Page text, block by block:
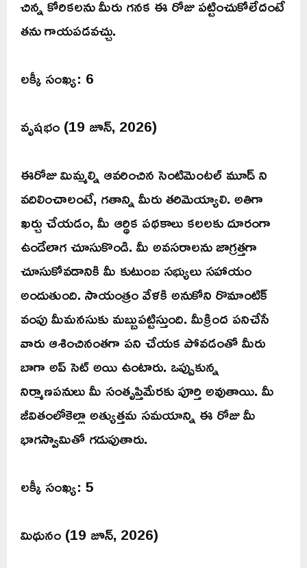
చిన్న కోరికలను మీరు గనక ఈ రోజు పట్టించుకోలేదంటే
తను గాయపడవచ్చు.
లక్కీ సంఖ్య: 6
వృషభం (19 జూన్, 2026)
ఈరోజు మిమ్మల్ని ఆవరించిన సెంటిమెంటల్ మూడ్ ని
వదిలించాలంటే, గతాన్ని మీరు తరిమెయ్యాలి. అతిగా
ఖర్చు చేయడం, మీ ఆర్థిక పథకాలు కలలకు దూరంగా
ఉండేలాగ చూసుకొండి. మీ అవసరాలను జాగ్రత్తగా
చూసుకోవడానికి మీ కుటుంబ సభ్యులు సహాయం
అందుతుంది. సాయంత్రం వేళకి అనుకోని రొమాంటిక్
వంపు మీమనసుకు మబ్బుపట్టిస్తుంది. మీక్రింద పనిచేసే
వారు ఆశించినంతగా పని చేయక పోవడంతో మీరు
బాగా అప్ సెట్ అయి ఉంటారు. ఒప్పుకున్న
నిర్మాణపనులు మీ సంతృప్తిమేరకు పూర్తి అవుతాయి. మీ
జీవితంలోకెల్లా అత్యుత్తమ సమయాన్ని ఈ రోజు మీ
భాగస్వామితో గడుపుతారు.
లక్కీ సంఖ్య: 5
మిథునం (19 జూన్, 2026)